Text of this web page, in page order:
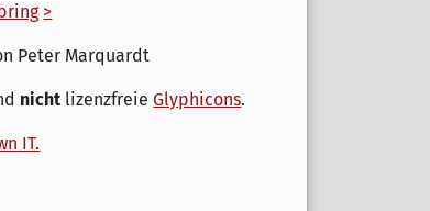
>
Peter Marquardt
nicht lizenzfreieGlyphicons.
IT.